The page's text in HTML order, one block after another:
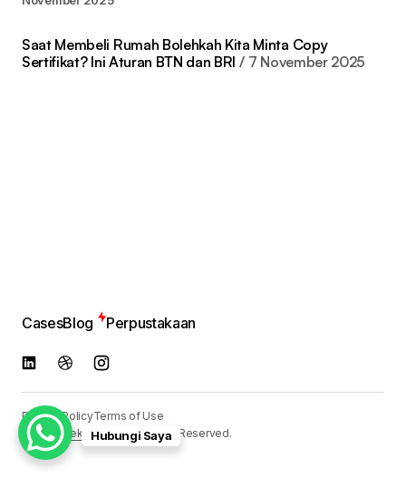
Saat Membeli Rumah Bolehkah Kita Minta Copy
Sertifikat? Ini Aturan BTN dan BRI
7 November 2025
CasesBlog Perpustakaan
Privacy PolicyTerms of Use
© 2024 Reka Media. All Rights Reserved.
Hubungi Saya